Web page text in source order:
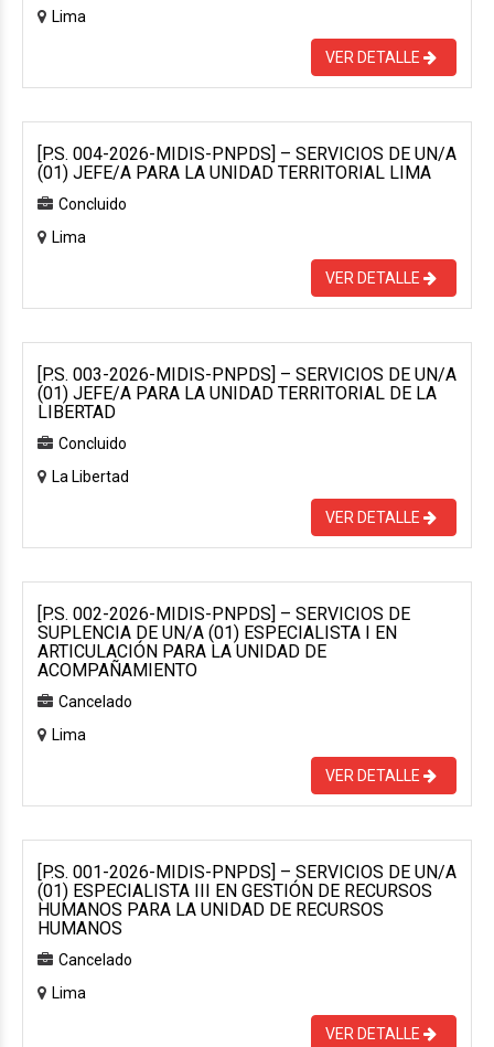
Lima
VER DETALLE
[P.S. 004-2026-MIDIS-PNPDS] – SERVICIOS DE UN/A
(01) JEFE/A PARA LA UNIDAD TERRITORIAL LIMA
Concluido
Lima
VER DETALLE
[P.S. 003-2026-MIDIS-PNPDS] – SERVICIOS DE UN/A
(01) JEFE/A PARA LA UNIDAD TERRITORIAL DE LA
LIBERTAD
Concluido
La Libertad
VER DETALLE
[P.S. 002-2026-MIDIS-PNPDS] – SERVICIOS DE
SUPLENCIA DE UN/A (01) ESPECIALISTA I EN
ARTICULACIÓN PARA LA UNIDAD DE
ACOMPAÑAMIENTO
Cancelado
Lima
VER DETALLE
[P.S. 001-2026-MIDIS-PNPDS] – SERVICIOS DE UN/A
(01) ESPECIALISTA III EN GESTIÓN DE RECURSOS
HUMANOS PARA LA UNIDAD DE RECURSOS
HUMANOS
Cancelado
Lima
VER DETALLE